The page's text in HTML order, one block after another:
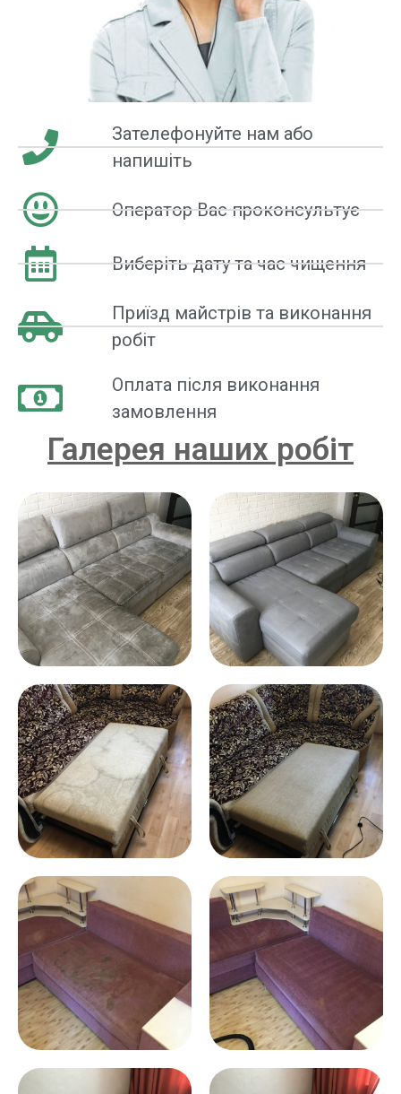
Зателефонуйте нам або
напишіть
Оператор Вас проконсультує
Виберіть дату та час чищення
Приїзд майстрів та виконання
робіт
Оплата після виконання
замовлення
Галерея наших робіт